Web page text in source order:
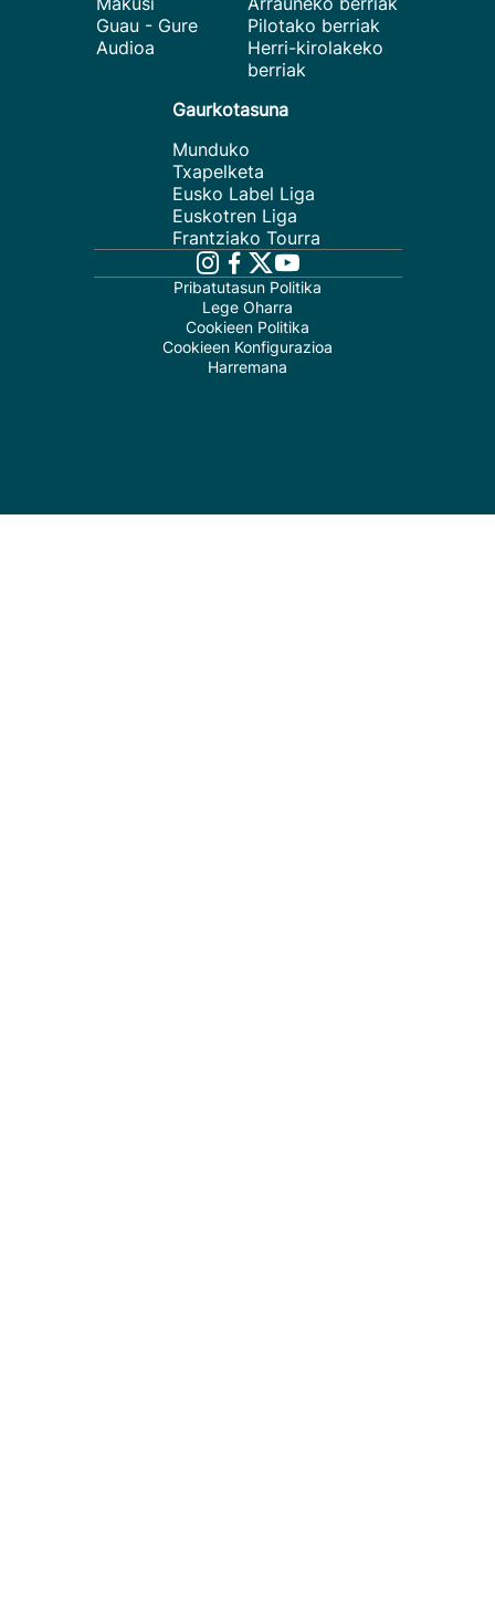
Guau - Gure
Audioa
Pilotako berriak
Herri-kirolakeko
berriak
Gaurkotasuna
Munduko
Txapelketa
Eusko Label Liga
Euskotren Liga
Frantziako Tourra
Pribatutasun Politika
Lege Oharra
Cookieen Politika
Cookieen Konfigurazioa
Harremana